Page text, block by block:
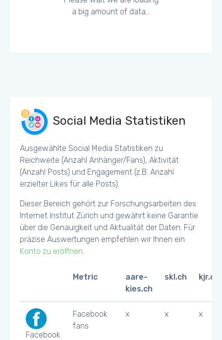
a big amount of data...
Social Media Statistiken
Ausgewählte Social Media Statistiken zu
Reichweite (Anzahl Anhänger/Fans), Aktivität
(Anzahl Posts) und Engagement (z.B. Anzahl
erzielter Likes für alle Posts).
Dieser Bereich gehört zur Forschungsarbeiten des
Internet Institut Zürich und gewährt keine Garantie
über die Genauigkeit und Aktualität der Daten. Für
präzise Auswertungen empfehlen wir Ihnen ein
Konto zu eröffnen.
Metric
aare-
kies.ch
skl.ch kjr.ch
Facebook
Facebook
fans
x x x